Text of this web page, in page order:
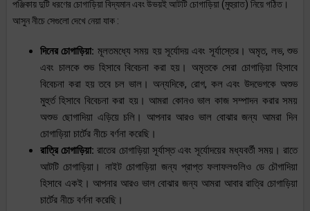
পঞ্জিকায় দুটি ধরণের চোগাড়িয়া বিদ্যমান এবং উভয়ই আটটি চোগাড়িয়া (মুহুরাত) নিয়ে গঠিত।
আসুন নীচে সেগুলো দেখে নেয়া যাক :
দিনের চোগাড়িয়া: মূলতমধ্যে সময় হয় সূর্যোদয় এবং সূর্যাস্তের। অমৃত, লভ, শুভ
এবং চালকে শুভ হিসাবে বিবেচনা করা হয়। অমৃতকে সেরা চোগাড়িয়া হিসাবে
বিবেচনা করা হয় তবে চল ভাল। অন্যদিকে, রোগ, কল এবং উদভেগকে অশুভ
মুহুর্ত হিসাবে বিবেচনা করা হয়। আমরা কোনও ভাল কাজ সম্পাদন করার সময়
অশুভ ছোগাদিয়া এড়িয়ে চলি। আপনার আরও ভাল বোঝার জন্য আমরা দিন
চোগাড়িয়া চার্টের নীচে বর্ণনা করেছি।
রাত্রি চোগাড়িয়া:রাতের চোগাড়িয়া সূর্যাস্ত এবং সূর্যোদয়ের মধ্যবর্তী সময়। রাতে
আটটি চোগাড়িয়া। নাইট চোগাড়িয়া জন্য প্রাপ্ত ফলাফলগুলিও ডে চৌগাদিয়া
হিসাবে একই। আপনার আরও ভাল বোঝার জন্য আমরা আবার রাত্রি চোগাড়িয়া
চার্টের নীচে বর্ণনা করেছি।